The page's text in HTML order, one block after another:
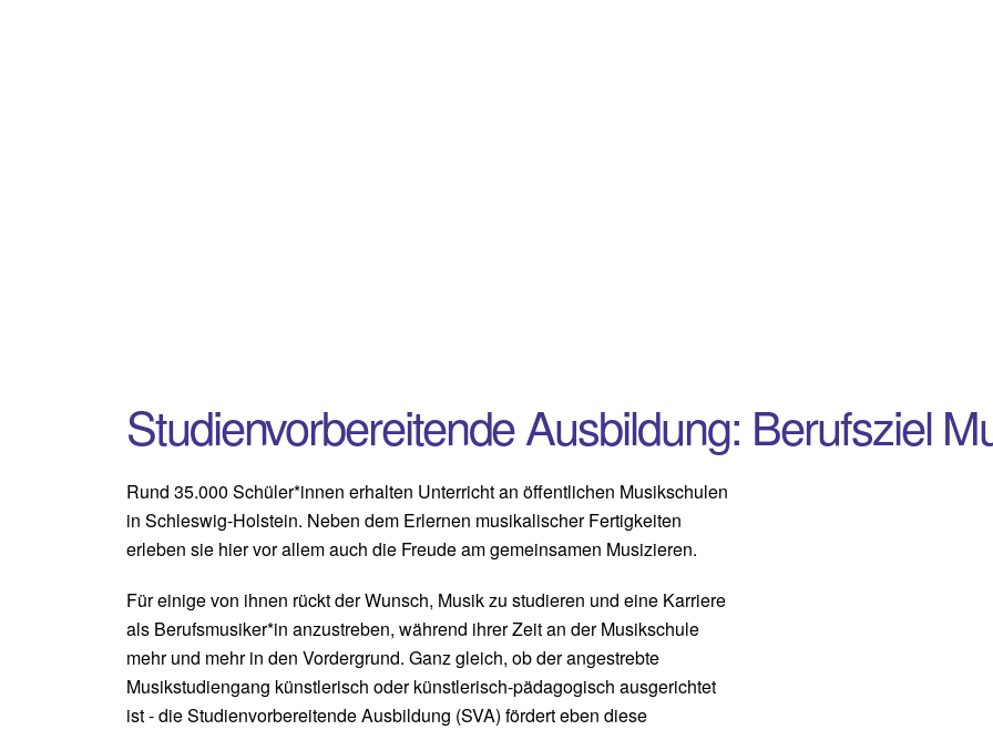
Studienvorbereitende Ausbildung: Berufsziel
Rund 35.000 Schüler*innen erhalten Unterricht an öffentlichen Musikschulen
in Schleswig-Holstein. Neben dem Erlernen musikalischer Fertigkeiten
erleben sie hier vor allem auch die Freude am gemeinsamen Musizieren.
Für einige von ihnen rückt der Wunsch, Musik zu studieren und eine Karriere
als Berufsmusiker*in anzustreben, während ihrer Zeit an der Musikschule
mehr und mehr in den Vordergrund. Ganz gleich, ob der angestrebte
Musikstudiengang künstlerisch oder künstlerisch-pädagogisch ausgerichtet
ist - die Studienvorbereitende Ausbildung (SVA) fördert eben diese